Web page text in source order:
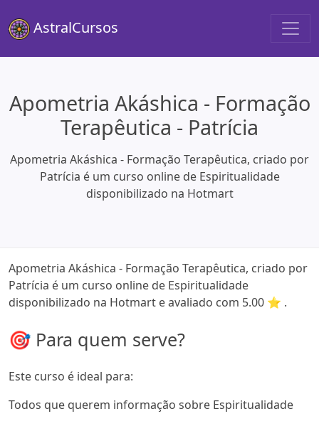
AstralCursos
Apometria Akáshica - Formação
Terapêutica - Patrícia
Apometria Akáshica - Formação Terapêutica, criado por
Patrícia é um curso online de Espiritualidade
disponibilizado na Hotmart
Apometria Akáshica - Formação Terapêutica, criado por
Patrícia é um curso online de Espiritualidade
disponibilizado na Hotmart e avaliado com 5.00 ⭐ .
🎯 Para quem serve?
Este curso é ideal para:
Todos que querem informação sobre Espiritualidade